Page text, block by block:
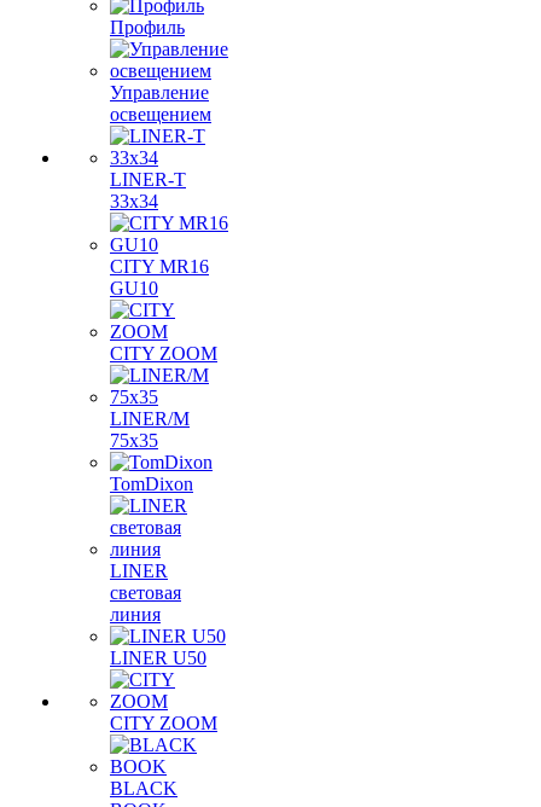
Профиль
Управление
освещением
LINER-T
33x34
CITY MR16
GU10
CITY ZOOM
LINER/M
75х35
TomDixon
LINER
световая
линия
LINER U50
CITY ZOOM
BLACK